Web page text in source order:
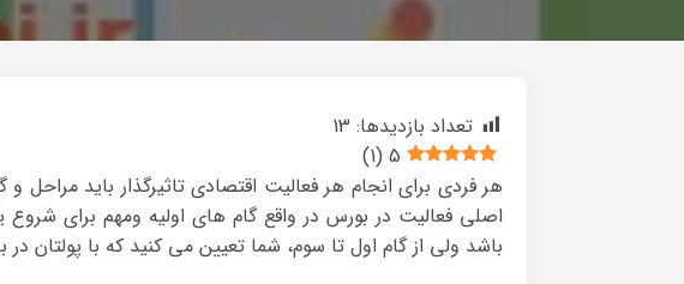
تعداد بازدیدها: 13
5
(
1
)
هر فردی برای انجام هر فعالیت اقتصادی تاثیرگذار باید
اصلی فعالیت در بورس در واقع گام های اولیه ومهم برای
باشد ولی از گام اول تا سوم، شما تعیین می کنید که با پولتان